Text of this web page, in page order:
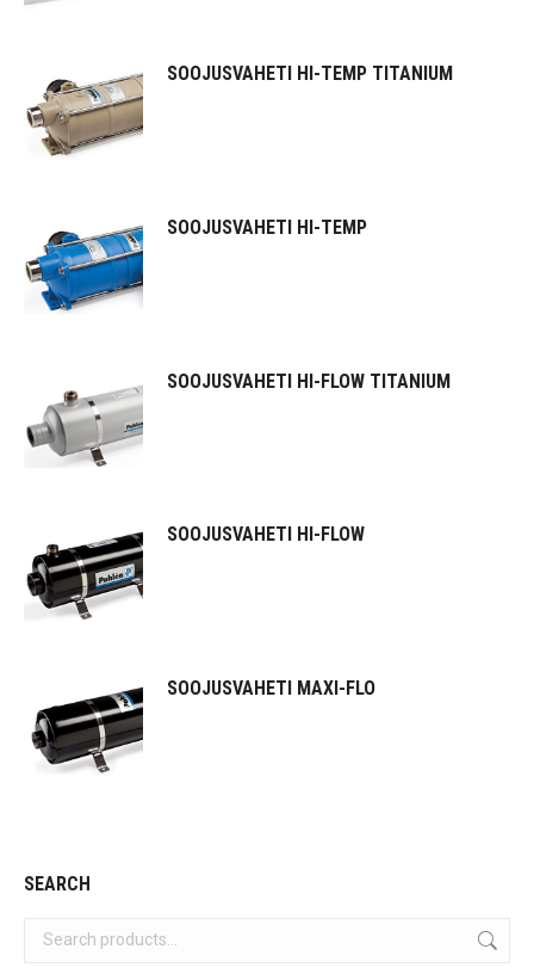
SOOJUSVAHETI HI-TEMP TITANIUM
SOOJUSVAHETI HI-TEMP
SOOJUSVAHETI HI-FLOW TITANIUM
SOOJUSVAHETI HI-FLOW
SOOJUSVAHETI MAXI-FLO
SEARCH